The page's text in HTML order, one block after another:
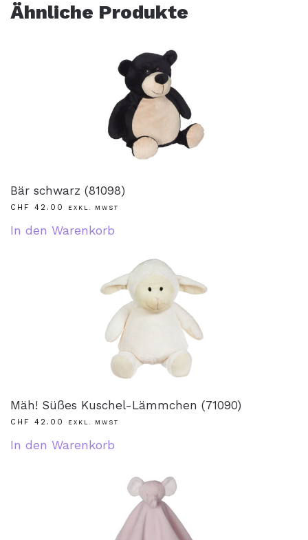
Ähnliche Produkte
Bär schwarz (81098)
CHF 42.00 EXKL. MWST
In den Warenkorb
Mäh! Süßes Kuschel-Lämmchen (71090)
CHF 42.00 EXKL. MWST
In den Warenkorb